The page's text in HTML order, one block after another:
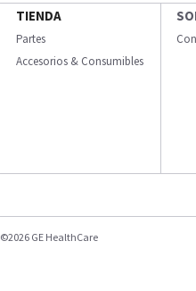
TIENDA
Partes
Accesorios & Consumibles
©2026 GE HealthCare